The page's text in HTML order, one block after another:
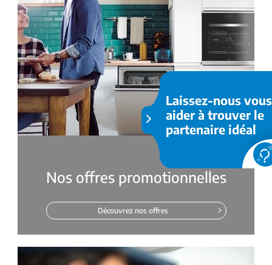
Nos offres promotionnelles
Découvrez nos offres
Laissez-nous vous
aider à trouver le
partenaire idéal